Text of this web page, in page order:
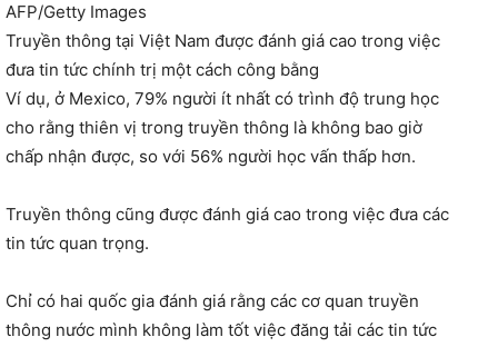
AFP/Getty Images
Truyền thông tại Việt Nam được đánh giá cao trong việc
đưa tin tức chính trị một cách công bằng
Ví dụ, ở Mexico, 79% người ít nhất có trình độ trung học
cho rằng thiên vị trong truyền thông là không bao giờ
chấp nhận được, so với 56% người học vấn thấp hơn.
Truyền thông cũng được đánh giá cao trong việc đưa các
tin tức quan trọng.
Chỉ có hai quốc gia đánh giá rằng các cơ quan truyền
thông nước mình không làm tốt việc đăng tải các tin tức